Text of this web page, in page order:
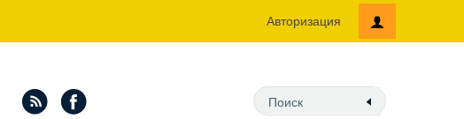
Авторизация